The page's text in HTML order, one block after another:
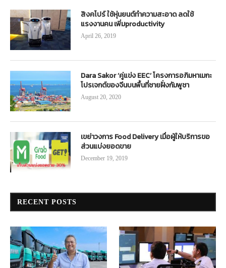
สิงคโปร์ ใช้หุ่นยนต์ทำความสะอาด ลดใช้
แรงงานคน เพิ่มproductivity
April 26, 2019
Dara Sakor ‘คู่แข่ง EEC’ โครงการอภิมหาเมกะ
โปรเจกต์ของจีนบนพื้นที่ชายฝั่งกัมพูชา
August 20, 2020
เขย่าวงการ Food Delivery เมื่อผู้ให้บริการขอ
ส่วนแบ่งยอดขาย
December 19, 2019
RECENT POSTS